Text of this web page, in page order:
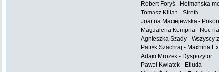
Robert Foryś - Hetmańska
Tomasz Kilian - Strefa
Joanna Maciejewska -
Magdalena Kempna - Noc
Agnieszka Szady - Wszyscy
Patryk Szachraj - Machina
Adam Mrozek - Dyspozytor
Paweł Kwiatek - Etiuda